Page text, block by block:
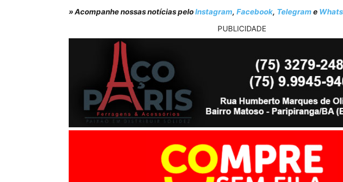
» Acompanhe nossas notícias peloInstagram, Facebook, Telegram e
PUBLICIDADE